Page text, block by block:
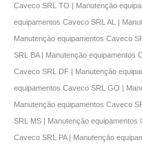
Caveco SRL TO | Manutençāo
equipamentos Caveco SRL AL |
Manutençāo equipamentos Caveco
SRL BA | Manutençāo equipamentos
Caveco SRL DF | Manutençāo
equipamentos Caveco SRL GO |
Manutençāo equipamentos Caveco
SRL MS | Manutençāo
Caveco SRL PA | Manutençāo